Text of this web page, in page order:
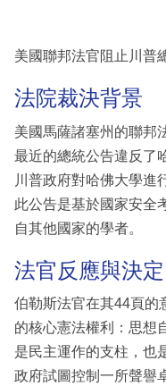
區
美國聯邦法官阻止川普
法院裁決背景
美國馬薩諸塞州的聯邦
最近的總統公告違反了
川普政府對哈佛大學進
此公告是基於國家安全
自其他國家的學者。
法官反應與決定
伯勒斯法官在其44頁的
的核心憲法權利：思想
是民主運作的支柱，也
政府試圖控制一所聲譽